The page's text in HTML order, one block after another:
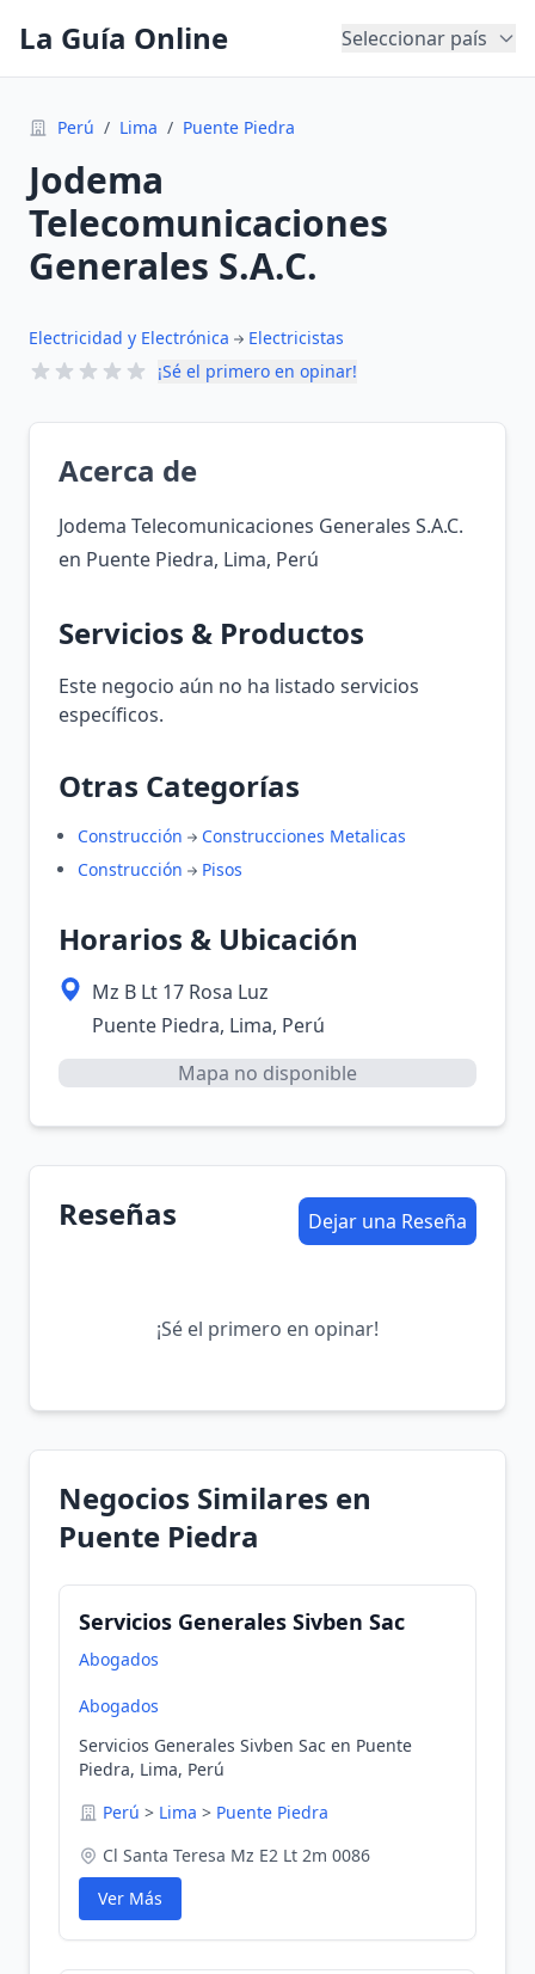
La Guía Online Seleccionar país
Perú / Lima / Puente Piedra
Jodema
Telecomunicaciones
Generales S.A.C.
Electricidad y Electrónica
Electricistas
¡Sé el primero en opinar!
Acerca de
Jodema Telecomunicaciones Generales S.A.C.
en Puente Piedra, Lima, Perú
Servicios & Productos
Este negocio aún no ha listado servicios
específicos.
Otras Categorías
Construcción
Construcciones Metalicas
Construcción
Pisos
Horarios & Ubicación
Mz B Lt 17 Rosa Luz
Puente Piedra, Lima, Perú
Mapa no disponible
Reseñas Dejar una Reseña
¡Sé el primero en opinar!
Negocios Similares en
Puente Piedra
Servicios Generales Sivben Sac
Abogados
Abogados
Servicios Generales Sivben Sac en Puente
Piedra, Lima, Perú
Perú > Lima > Puente Piedra
Cl Santa Teresa Mz E2 Lt 2m 0086
Ver Más